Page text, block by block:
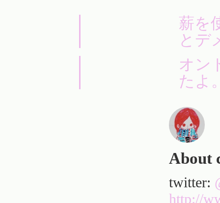
薪を
とデ
オン
たよ
About
twitter:
http://